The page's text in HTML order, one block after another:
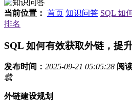
当前位置： 首页 知识问答 SQL 如
排名
SQL 如何有效获取外链，提
发布时间： 2025-09-21 05:05:28 阅
载
外链建设规划